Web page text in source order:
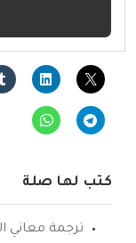
كتب لها صلة
ترجمة معاني